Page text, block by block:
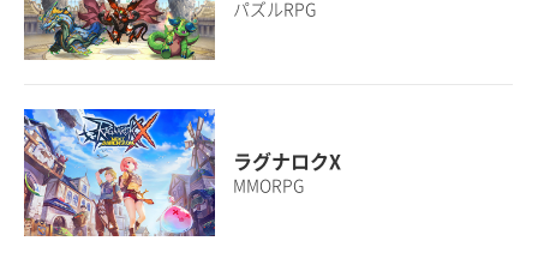
パズルRPG
ラグナロクX
MMORPG